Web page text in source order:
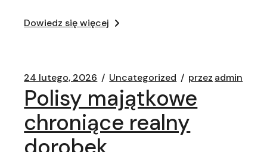
Dowiedz się więcej
24 lutego, 2026 Uncategorized przez admin
Polisy majątkowe
chroniące realny